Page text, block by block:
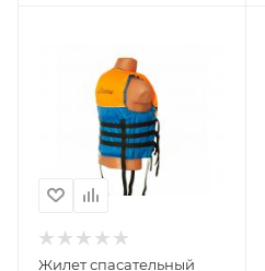
Жилет спасательный